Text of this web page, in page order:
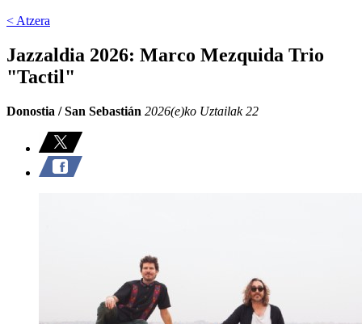
< Atzera
Jazzaldia 2026: Marco Mezquida Trio
"Tactil"
Donostia / San Sebastián 2026(e)ko Uztailak 22